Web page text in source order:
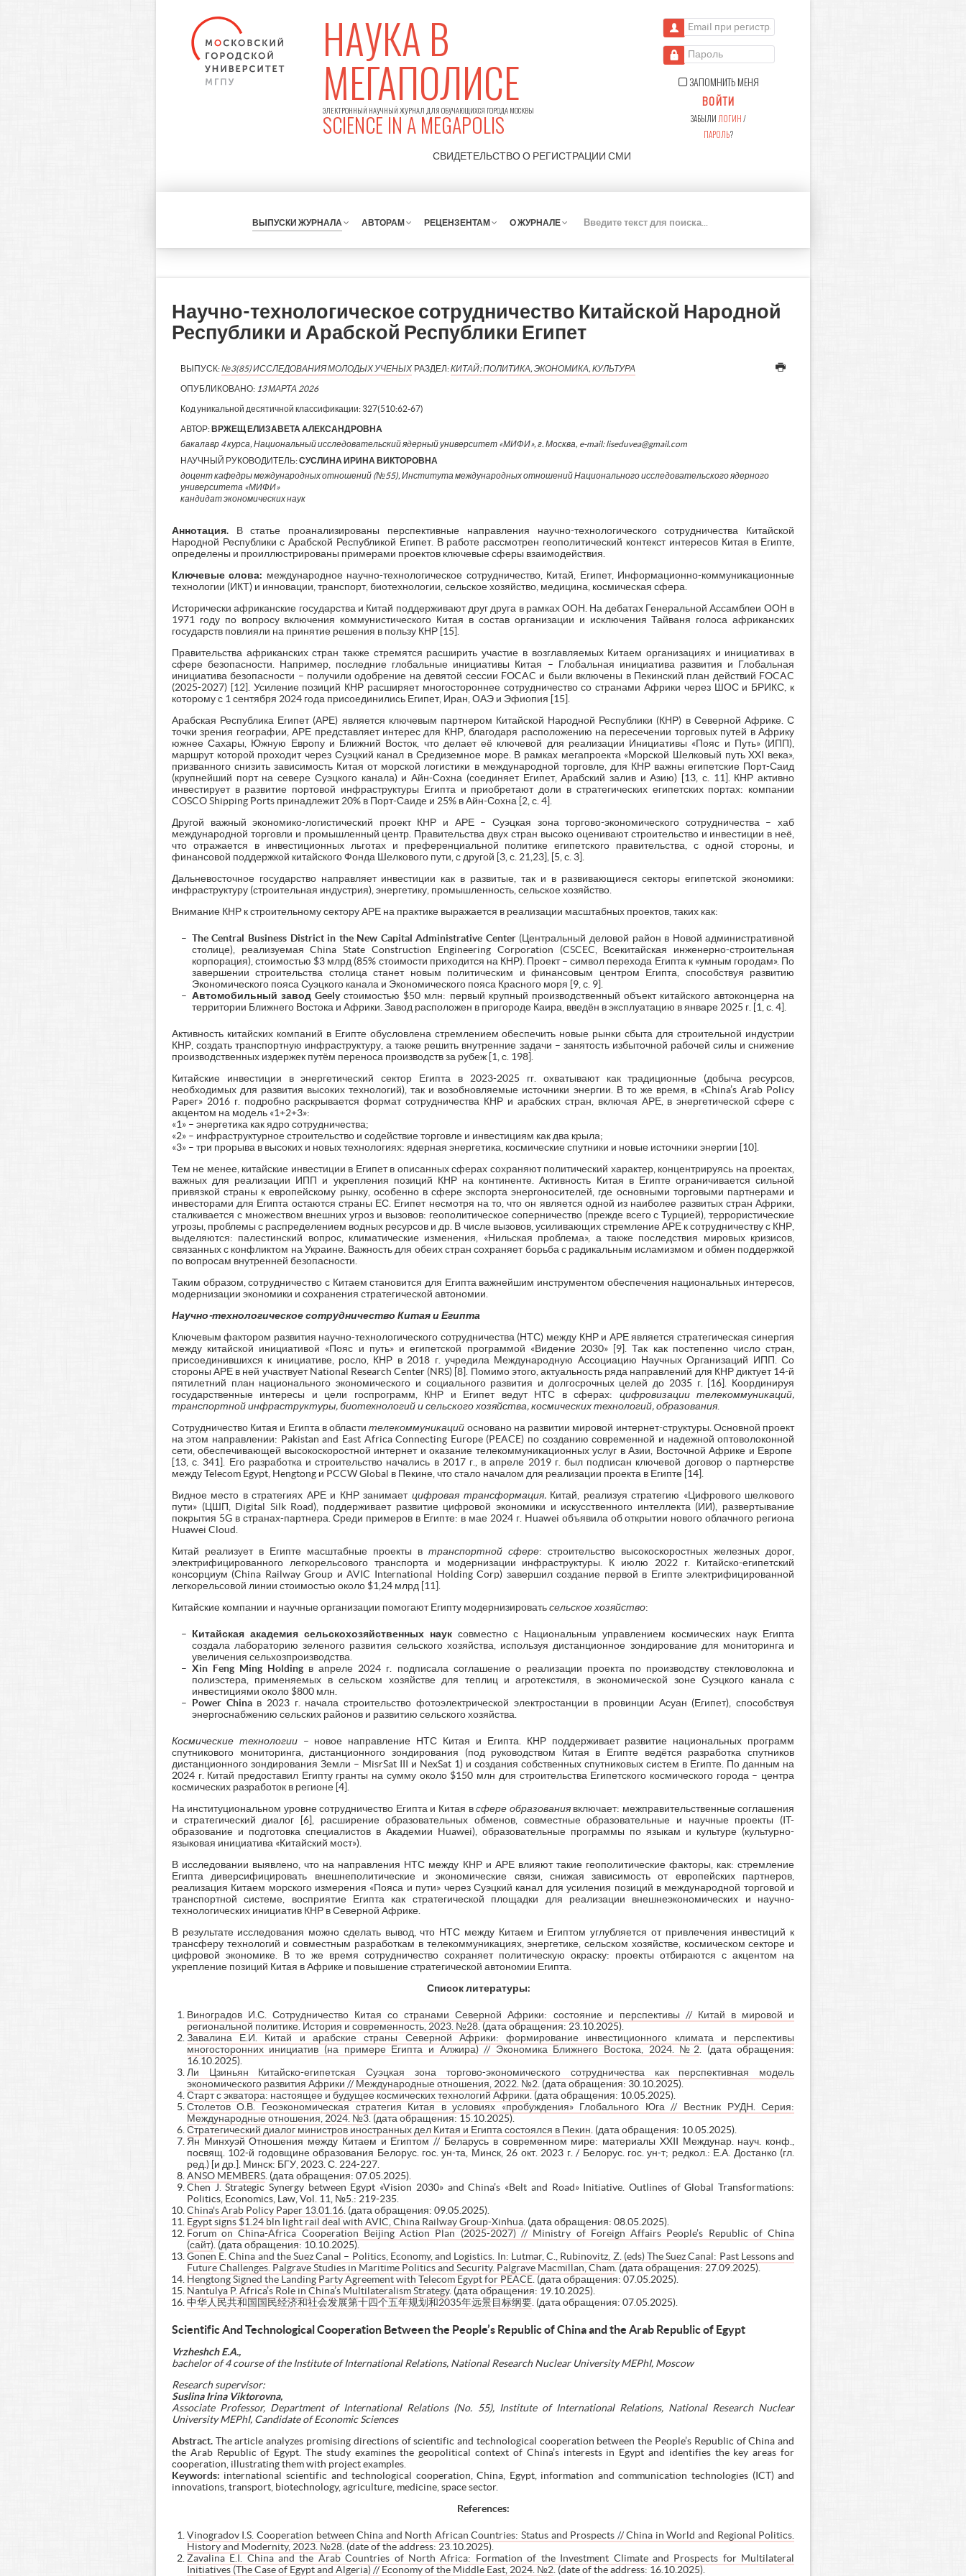
НАУКА В
МЕГАПОЛИСЕ
ЭЛЕКТРОННЫЙ НАУЧНЫЙ ЖУРНАЛ ДЛЯ ОБУЧАЮЩИХСЯ ГОРОДА МОСКВЫ
SCIENCE IN A MEGAPOLIS
СВИДЕТЕЛЬСТВО О РЕГИСТРАЦИИ СМИ
Email при регистрации
Пароль
ЗАПОМНИТЬ МЕНЯ
ВОЙТИ
ЗАБЫЛИ ЛОГИН/
ПАРОЛЬ?
ВЫПУСКИ ЖУРНАЛА АВТОРАМ РЕЦЕНЗЕНТАМ О ЖУРНАЛЕ
К
Научно-технологическое сотрудничество Китайской Народной
Республики и Арабской Республики Египет
ВЫПУСК:№3(85) ИССЛЕДОВАНИЯ МОЛОДЫХ УЧЕНЫХ РАЗДЕЛ:КИТАЙ: ПОЛИТИКА, ЭКОНОМИКА, КУЛЬТУРА
ОПУБЛИКОВАНО: 13 МАРТА 2026
Код уникальной десятичной классификации: 327(510:62-67)
АВТОР: ВРЖЕЩ ЕЛИЗАВЕТА АЛЕКСАНДРОВНА
бакалавр 4 курса, Национальный исследовательский ядерный университет «МИФИ», г. Москва, e-mail: liseduvea@gmail.com
НАУЧНЫЙ РУКОВОДИТЕЛЬ:СУСЛИНА ИРИНА ВИКТОРОВНА
доцент кафедры международных отношений (№55), Института международных отношений Национального исследовательского ядерного
университета «МИФИ»
кандидат экономических наук
Аннотация.В статье проанализированы перспективные направления научно-технологического сотрудничества Китайской
Народной Республики с Арабской Республикой Египет. В работе рассмотрен геополитический контекст интересов Китая в Египте,
определены и проиллюстрированы примерами проектов ключевые сферы взаимодействия.
Ключевые слова: международное научно-технологическое сотрудничество, Китай, Египет, Информационно-коммуникационные
технологии (ИКТ) и инновации, транспорт, биотехнологии, сельское хозяйство, медицина, космическая сфера.
Исторически африканские государства и Китай поддерживают друг друга в рамках ООН. На дебатах Генеральной Ассамблеи ООН в
1971 году по вопросу включения коммунистического Китая в состав организации и исключения Тайваня голоса африканских
государств повлияли на принятие решения в пользу КНР [15].
Правительства африканских стран также стремятся расширить участие в возглавляемых Китаем организациях и инициативах в
сфере безопасности. Например, последние глобальные инициативы Китая – Глобальная инициатива развития и Глобальная
инициатива безопасности – получили одобрение на девятой сессии FOCAC и были включены в Пекинский план действий FOCAC
(2025-2027) [12]. Усиление позиций КНР расширяет многостороннее сотрудничество со странами Африки через ШОС и БРИКС, к
которому с 1 сентября 2024 года присоединились Египет, Иран, ОАЭ и Эфиопия [15].
Арабская Республика Египет (АРЕ) является ключевым партнером Китайской Народной Республики (КНР) в Северной Африке. С
точки зрения географии, АРЕ представляет интерес для КНР, благодаря расположению на пересечении торговых путей в Африку
южнее Сахары, Южную Европу и Ближний Восток, что делает её ключевой для реализации Инициативы «Пояс и Путь» (ИПП),
маршрут которой проходит через Суэцкий канал в Средиземное море. В рамках мегапроекта «Морской Шелковый путь XXI века»,
призванного снизить зависимость Китая от морской логистики в международной торговле, для КНР важны египетские Порт-Саид
(крупнейший порт на севере Суэцкого канала) и Айн-Сохна (соединяет Египет, Арабский залив и Азию) [13, с. 11]. КНР активно
инвестирует в развитие портовой инфраструктуры Египта и приобретают доли в стратегических египетских портах: компании
COSCO Shipping Ports принадлежит 20% в Порт-Саиде и 25% в Айн-Сохна [2, с. 4].
Другой важный экономико-логистический проект КНР и АРЕ – Суэцкая зона торгово-экономического сотрудничества – хаб
международной торговли и промышленный центр. Правительства двух стран высоко оценивают строительство и инвестиции в неё,
что отражается в инвестиционных льготах и преференциальной политике египетского правительства, с одной стороны, и
финансовой поддержкой китайского Фонда Шелкового пути, с другой [3, с. 21,23], [5, с. 3].
Дальневосточное государство направляет инвестиции как в развитые, так и в развивающиеся секторы египетской экономики:
инфраструктуру (строительная индустрия), энергетику, промышленность, сельское хозяйство.
Внимание КНР к строительному сектору АРЕ на практике выражается в реализации масштабных проектов, таких как:
The Central Business District in the New Capital Administrative Center(Центральный деловой район в Новой административной
столице), реализуемая China State Construction Engineering Corporation (CSCEC, Всекитайская инженерно-строительная
корпорация), стоимостью $3 млрд (85% стоимости приходится на КНР). Проект – символ перехода Египта к «умным городам». По
завершении строительства столица станет новым политическим и финансовым центром Египта, способствуя развитию
Экономического пояса Суэцкого канала и Экономического пояса Красного моря [9, с. 9].
Автомобильный завод Geelyстоимостью $50 млн: первый крупный производственный объект китайского автоконцерна на
территории Ближнего Востока и Африки. Завод расположен в пригороде Каира, введён в эксплуатацию в январе 2025 г. [1, с. 4].
Активность китайских компаний в Египте обусловлена стремлением обеспечить новые рынки сбыта для строительной индустрии
КНР, создать транспортную инфраструктуру, а также решить внутренние задачи – занятость избыточной рабочей силы и снижение
производственных издержек путём переноса производств за рубеж [1, с. 198].
Китайские инвестиции в энергетический сектор Египта в 2023-2025 гг. охватывают как традиционные (добыча ресурсов,
необходимых для развития высоких технологий), так и возобновляемые источники энергии. В то же время, в «China’s Arab Policy
Paper» 2016 г. подробно раскрывается формат сотрудничества КНР и арабских стран, включая АРЕ, в энергетической сфере с
акцентом на модель «1+2+3»:
«1» – энергетика как ядро сотрудничества;
«2» – инфраструктурное строительство и содействие торговле и инвестициям как два крыла;
«3» – три прорыва в высоких и новых технологиях: ядерная энергетика, космические спутники и новые источники энергии [10].
Тем не менее, китайские инвестиции в Египет в описанных сферах сохраняют политический характер, концентрируясь на проектах,
важных для реализации ИПП и укрепления позиций КНР на континенте. Активность Китая в Египте ограничивается сильной
привязкой страны к европейскому рынку, особенно в сфере экспорта энергоносителей, где основными торговыми партнерами и
инвесторами для Египта остаются страны ЕС. Египет несмотря на то, что он является одной из наиболее развитых стран Африки,
сталкивается с множеством внешних угроз и вызовов: геополитическое соперничество (прежде всего с Турцией), террористические
угрозы, проблемы с распределением водных ресурсов и др. В числе вызовов, усиливающих стремление АРЕ к сотрудничеству с КНР,
выделяются: палестинский вопрос, климатические изменения, «Нильская проблема», а также последствия мировых кризисов,
связанных с конфликтом на Украине. Важность для обеих стран сохраняет борьба с радикальным исламизмом и обмен поддержкой
по вопросам внутренней безопасности.
Таким образом, сотрудничество с Китаем становится для Египта важнейшим инструментом обеспечения национальных интересов,
модернизации экономики и сохранения стратегической автономии.
Научно-технологическое сотрудничество Китая и Египта
Ключевым фактором развития научно-технологического сотрудничества (НТС) между КНР и АРЕ является стратегическая синергия
между китайской инициативой «Пояс и путь» и египетской программой «Видение 2030» [9]. Так как постепенно число стран,
присоединившихся к инициативе, росло, КНР в 2018 г. учредила Международную Ассоциацию Научных Организаций ИПП. Со
стороны АРЕ в ней участвует National Research Center (NRS) [8]. Помимо этого, актуальность ряда направлений для КНР диктует 14-й
пятилетний план национального экономического и социального развития и долгосрочных целей до 2035 г. [16]. Координируя
государственные интересы и цели госпрограмм, КНР и Египет ведут НТС в сферах: цифровизации телекоммуникаций,
транспортной инфраструктуры, биотехнологий и сельского хозяйства, космических технологий, образования.
Сотрудничество Китая и Египта в областителекоммуникаций основано на развитии мировой интернет-структуры. Основной проект
на этом направлении: Pakistan and East Africa Connecting Europe (PEACE) по созданию современной и надежной оптоволоконной
сети, обеспечивающей высокоскоростной интернет и оказание телекоммуникационных услуг в Азии, Восточной Африке и Европе
[13, с. 341]. Его разработка и строительство начались в 2017 г., в апреле 2019 г. был подписан ключевой договор о партнерстве
между Telecom Egypt, Hengtong и PCCW Global в Пекине, что стало началом для реализации проекта в Египте [14].
Видное место в стратегиях АРЕ и КНР занимаетцифровая трансформация. Китай, реализуя стратегию «Цифрового шелкового
пути» (ЦШП, Digital Silk Road), поддерживает развитие цифровой экономики и искусственного интеллекта (ИИ), развертывание
покрытия 5G в странах-партнера. Среди примеров в Египте: в мае 2024 г. Huawei объявила об открытии нового облачного региона
Huawei Cloud.
Китай реализует в Египте масштабные проекты втранспортной сфере: строительство высокоскоростных железных дорог,
электрифицированного легкорельсового транспорта и модернизации инфраструктуры. К июлю 2022 г. Китайско-египетский
консорциум (China Railway Group и AVIC International Holding Corp) завершил создание первой в Египте электрифицированной
легкорельсовой линии стоимостью около $1,24 млрд [11].
Китайские компании и научные организации помогают Египту модернизироватьсельское хозяйство:
Китайская академия сельскохозяйственных наук совместно с Национальным управлением космических наук Египта
создала лабораторию зеленого развития сельского хозяйства, используя дистанционное зондирование для мониторинга и
увеличения сельхозпроизводства.
Xin Feng Ming Holding в апреле 2024 г. подписала соглашение о реализации проекта по производству стекловолокна и
полиэстера, применяемых в сельском хозяйстве для теплиц и агротекстиля, в экономической зоне Суэцкого канала с
инвестициями около $800 млн.
Power China в 2023 г. начала строительство фотоэлектрической электростанции в провинции Асуан (Египет), способствуя
энергоснабжению сельских районов и развитию сельского хозяйства.
Космические технологии– новое направление НТС Китая и Египта. КНР поддерживает развитие национальных программ
спутникового мониторинга, дистанционного зондирования (под руководством Китая в Египте ведётся разработка спутников
дистанционного зондирования Земли – MisrSat III и NexSat 1) и создания собственных спутниковых систем в Египте. По данным на
2024 г. Китай предоставил Египту гранты на сумму около $150 млн для строительства Египетского космического города – центра
космических разработок в регионе [4].
На институциональном уровне сотрудничество Египта и Китая всфере образования включает: межправительственные соглашения
и стратегический диалог [6], расширение образовательных обменов, совместные образовательные и научные проекты (IT-
образование и подготовка специалистов в Академии Huawei), образовательные программы по языкам и культуре (культурно-
языковая инициатива «Китайский мост»).
В исследовании выявлено, что на направления НТС между КНР и АРЕ влияют такие геополитические факторы, как: стремление
Египта диверсифицировать внешнеполитические и экономические связи, снижая зависимость от европейских партнеров,
реализация Китаем морского измерения «Пояса и пути» через Суэцкий канал для усиления позиций в международной торговой и
транспортной системе, восприятие Египта как стратегической площадки для реализации внешнеэкономических и научно-
технологических инициатив КНР в Северной Африке.
В результате исследования можно сделать вывод, что НТС между Китаем и Египтом углубляется от привлечения инвестиций к
трансферу технологий и совместным разработкам в телекоммуникациях, энергетике, сельском хозяйстве, космическом секторе и
цифровой экономике. В то же время сотрудничество сохраняет политическую окраску: проекты отбираются с акцентом на
укрепление позиций Китая в Африке и повышение стратегической автономии Египта.
Список литературы:
Виноградов И.С. Сотрудничество Китая со странами Северной Африки: состояние и перспективы // Китай в мировой и
региональной политике. История и современность, 2023. №28. (дата обращения: 23.10.2025).
Завалина Е.И. Китай и арабские страны Северной Африки: формирование инвестиционного климата и перспективы
многосторонних инициатив (на примере Египта и Алжира) // Экономика Ближнего Востока, 2024. №2. (дата обращения:
16.10.2025).
Ли Цзиньян Китайско-египетская Суэцкая зона торгово-экономического сотрудничества как перспективная модель
экономического развития Африки // Международные отношения, 2022. №2. (дата обращения: 30.10.2025).
Старт с экватора: настоящее и будущее космических технологий Африки . (дата обращения: 10.05.2025).
Столетов О.В. Геоэкономическая стратегия Китая в условиях «пробуждения» Глобального Юга // Вестник РУДН. Серия:
Международные отношения, 2024. №3. (дата обращения: 15.10.2025).
Стратегический диалог министров иностранных дел Китая и Египта состоялся в Пекин . (дата обращения: 10.05.2025).
Ян Минхуэй Отношения между Китаем и Египтом // Беларусь в современном мире: материалы XXII Междунар. науч. конф.,
посвящ. 102-й годовщине образования Белорус. гос. ун-та, Минск, 26 окт. 2023 г. / Белорус. гос. ун-т; редкол.: Е.А. Достанко (гл.
ред.) [и др.]. Минск: БГУ, 2023. С. 224-227.
ANSO MEMBERS. (дата обращения: 07.05.2025).
Chen J. Strategic Synergy between Egypt «Vision 2030» and China’s «Belt and Road» Initiative. Outlines of Global Transformations:
Politics, Economics, Law, Vol. 11, №5.: 219-235.
China's Arab Policy Paper 13.01.16. (дата обращения: 09.05.2025).
Egypt signs $1.24 bln light rail deal with AVIC, China Railway Group-Xinhua. (дата обращения: 08.05.2025).
Forum on China-Africa Cooperation Beijing Action Plan (2025-2027) // Ministry of Foreign Affairs People’s Republic of China
(сайт). (дата обращения: 10.10.2025).
Gonen E. China and the Suez Canal – Politics, Economy, and Logistics. In: Lutmar, C., Rubinovitz, Z. (eds) The Suez Canal: Past Lessons and
Future Challenges. Palgrave Studies in Maritime Politics and Security. Palgrave Macmillan, Cham. (дата обращения: 27.09.2025).
Hengtong Signed the Landing Party Agreement with Telecom Egypt for PEACE. (дата обращения: 07.05.2025).
Nantulya P. Africa’s Role in China’s Multilateralism Strategy. (дата обращения: 19.10.2025).
中华人民共和国国民经济和社会发展第十四个五年规划和2035年远景目标纲要. (дата обращения: 07.05.2025).
Scientific And Technological Cooperation Between the People’s Republic of China and the Arab Republic of Egypt
Vrzheshch E.A.,
bachelor of 4 course of the Institute of International Relations, National Research Nuclear University MEPhI, Moscow
Research supervisor:
Suslina Irina Viktorovna,
Associate Professor, Department of International Relations (No. 55), Institute of International Relations, National Research Nuclear
University MEPhI, Candidate of Economic Sciences
Abstract. The article analyzes promising directions of scientific and technological cooperation between the People’s Republic of China and
the Arab Republic of Egypt. The study examines the geopolitical context of China’s interests in Egypt and identifies the key areas for
cooperation, illustrating them with project examples.
Keywords: international scientific and technological cooperation, China, Egypt, information and communication technologies (ICT) and
innovations, transport, biotechnology, agriculture, medicine, space sector.
References:
Vinogradov I.S. Cooperation between China and North African Countries: Status and Prospects // China in World and Regional Politics.
History and Modernity, 2023. №28. (date of the address: 23.10.2025).
Zavalina E.I. China and the Arab Countries of North Africa: Formation of the Investment Climate and Prospects for Multilateral
Initiatives (The Case of Egypt and Algeria) // Economy of the Middle East, 2024. №2. (date of the address: 16.10.2025).